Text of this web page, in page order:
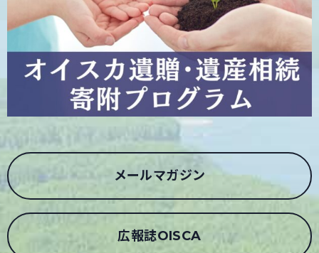
メールマガジン
広報誌OISCA